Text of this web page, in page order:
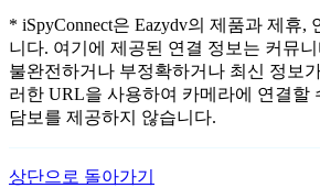
* iSpyConnect은 Eazydv의 제품과 제휴,
니다. 여기에 제공된 연결 정보는 커뮤
불완전하거나 부정확하거나 최신 정보
러한 URL을 사용하여 카메라에 연결할
담보를 제공하지 않습니다.
상단으로 돌아가기